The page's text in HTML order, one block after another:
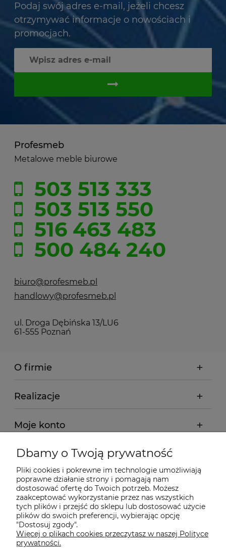
Podaj swój adres e-mail, jeżeli chcesz
otrzymywać informacje o nowościach i
promocjach.
Profesmeb
Metalowe meble biurowe
503 513 333
503 513 550
516 463 483
500 484 240
biuro@profesmeb.pl
handlowy@profesmeb.pl
ul. Droga Dębińska 13/LU6
61-555 Poznań
O firmie
Realizacje
Moje konto
Regulamin
Dostawa - realizacja
Gwarancja i zwroty
Pomoc
Dbamy o Twoją prywatność
Pliki cookies i pokrewne im technologie umożliwiają
poprawne działanie strony i pomagają nam
dostosować ofertę do Twoich potrzeb. Możesz
zaakceptować wykorzystanie przez nas wszystkich
tych plików i przejść do sklepu lub dostosować użycie
plików do swoich preferencji, wybierając opcję
"Dostosuj zgody".
Więcej o plikach cookies przeczytasz w naszej Polityce
prywatności.